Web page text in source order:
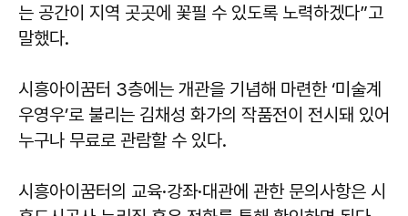
는 공간이 지역 곳곳에 꽃필 수 있도록 노력하겠다”고
말했다.
시흥아이꿈터 3층에는 개관을 기념해 마련한 ‘미술계
우영우’로 불리는 김채성 화가의 작품전이 전시돼 있어
누구나 무료로 관람할 수 있다.
시흥아이꿈터의 교육·강좌·대관에 관한 문의사항은 시